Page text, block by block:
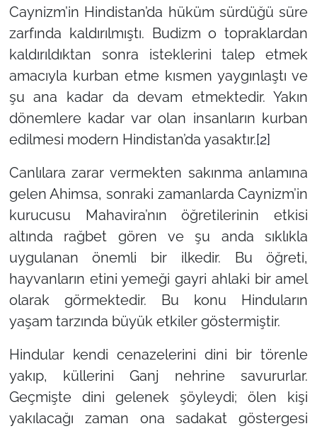
Caynizm’in Hindistan’da hüküm sürdüğü süre
zarfında kaldırılmıştı. Budizm o topraklardan
kaldırıldıktan sonra isteklerini talep etmek
amacıyla kurban etme kısmen yaygınlaştı ve
şu ana kadar da devam etmektedir. Yakın
dönemlere kadar var olan insanların kurban
edilmesi modern Hindistan’da yasaktır.[2]
Canlılara zarar vermekten sakınma anlamına
gelen Ahimsa, sonraki zamanlarda Caynizm’in
kurucusu Mahavira’nın öğretilerinin etkisi
altında rağbet gören ve şu anda sıklıkla
uygulanan önemli bir ilkedir. Bu öğreti,
hayvanların etini yemeği gayri ahlaki bir amel
olarak görmektedir. Bu konu Hinduların
yaşam tarzında büyük etkiler göstermiştir.
Hindular kendi cenazelerini dini bir törenle
yakıp, küllerini Ganj nehrine savururlar.
Geçmişte dini gelenek şöyleydi; ölen kişi
yakılacağı zaman ona sadakat göstergesi